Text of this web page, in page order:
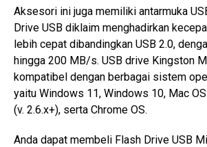
Aksesori ini juga memiliki antarmuka
Drive USB diklaim menghadirkan
lebih cepat dibandingkan USB 2.0,
hingga 200 MB/s. USB drive Kingston
kompatibel dengan berbagai sistem
yaitu Windows 11, Windows 10, Mac
(v. 2.6.x+), serta Chrome OS.
Anda dapat membeli Flash Drive USB